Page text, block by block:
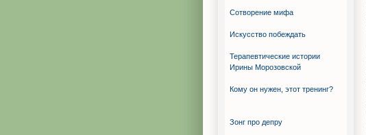
Сотворение мифа
Искуcство побеждать
Терапевтические истории
Ирины Морозовской
Кому он нужен, этот тренинг?
Зонг про депру